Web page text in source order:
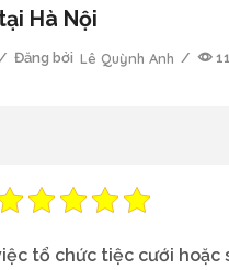
Hà Nội
/ Đăng bởi Lê Quỳnh Anh /
tổ chức tiệc cưới hoặc